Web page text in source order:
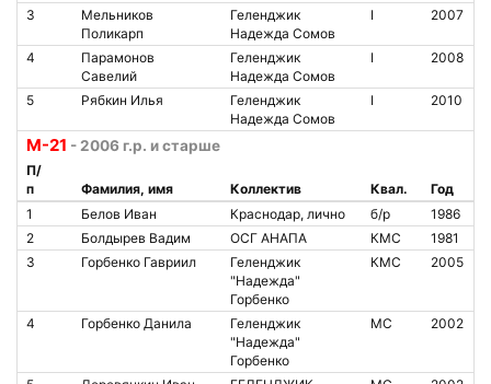
3
Мельников
Поликарп
Геленджик
Надежда Сомов
I 2007
4
Парамонов
Савелий
Геленджик
Надежда Сомов
I 2008
5 Рябкин Илья
Геленджик
Надежда Сомов
I 2010
М-21 - 2006 г.р. и старше
П/
п
Фамилия, имя Коллектив Квал.
Год
1
Белов Иван Краснодар, лично б/р
1986
2
Болдырев Вадим ОСГ АНАПА КМС
1981
3
Горбенко Гавриил
Геленджик
"Надежда"
Горбенко
КМС 2005
4 Горбенко Данила
Геленджик
"Надежда"
Горбенко
МС 2002